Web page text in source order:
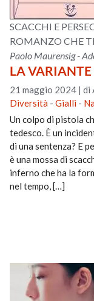
SCACCHI E
ROMANZO CHE
Paolo Maurensig -
LA
21 maggio 2024 |di
Diversità -Gialli -
Un colpo di pistola
tedesco. È un
di una sentenza? E
è una mossa di
inferno che ha la
nel tempo, […]